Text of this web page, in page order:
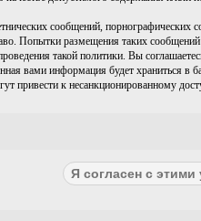
сообщений,
Попытки размещения таких
такой политики. Вы
вами информация будет храниться
привести к несанкционированному